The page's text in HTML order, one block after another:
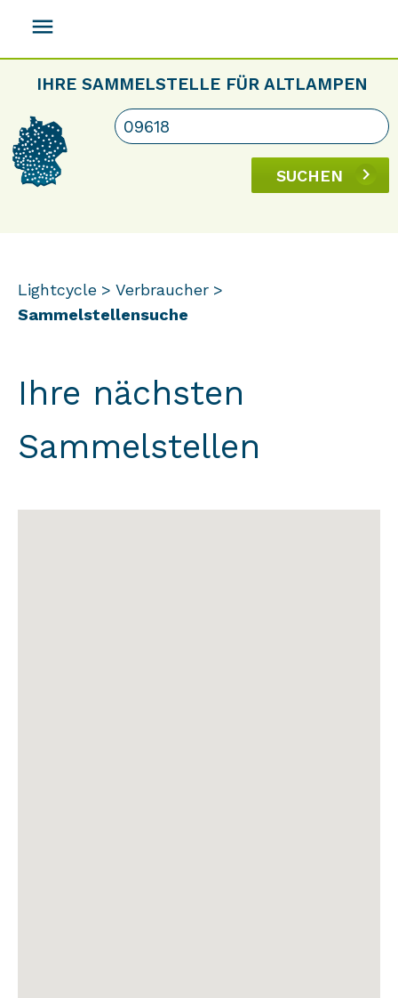
menu
IHRE SAMMELSTELLE FÜR ALTLAMPEN
SUCHEN
Lightcycle
Verbraucher
Sammelstellensuche
Ihre nächsten
Sammelstellen